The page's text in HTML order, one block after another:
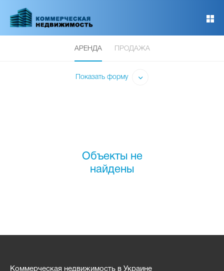
основному
АРЕНДА ПРОДАЖА
Показать форму
Объекты не
найдены
Коммерческая недвижимость в Украине